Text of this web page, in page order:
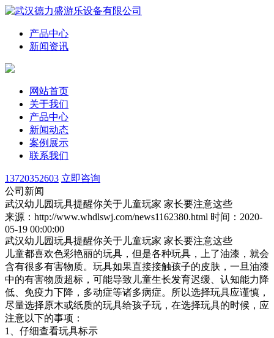
产品中心
新闻资讯
网站首页
关于我们
产品中心
新闻动态
案例展示
联系我们
13720352603 立即咨询
公司新闻
武汉幼儿园玩具提醒你关于儿童玩家 家长要注意这些
来源：http://www.whdlswj.com/news1162380.html 时间：2020-
05-19 00:00:00
武汉幼儿园玩具提醒你关于儿童玩家 家长要注意这些
儿童都喜欢色彩艳丽的玩具，但是各种玩具，上了油漆，就会
含有很多有害物质。玩具如果直接接触孩子的皮肤，一旦油漆
中的有害物质超标，可能导致儿童生长发育迟缓、认知能力降
低、免疫力下降，多动症等诸多病症。所以选择玩具应谨慎，
尽量选择原木或纸质的玩具给孩子玩，在选择玩具的时候，应
注意以下的事项：
1、仔细查看玩具标示